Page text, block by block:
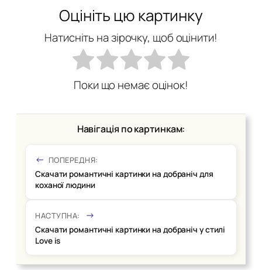
Оцініть цю картинку
Натисніть на зірочку, щоб оцінити!
Поки що немає оцінок!
Навігація по картинкам:
ПОПЕРЕДНЯ:
Скачати романтичні картинки на добраніч для
коханої людини
НАСТУПНА:
Скачати романтичні картинки на добраніч у стилі
Love is